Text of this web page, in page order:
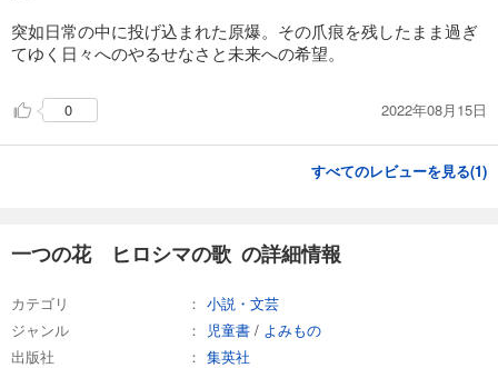
突如日常の中に投げ込まれた原爆。その爪痕を残したまま過ぎ
てゆく日々へのやるせなさと未来への希望。
0 2022年08月15日
すべてのレビューを見る(1)
一つの花 ヒロシマの歌 の詳細情報
カテゴリ
小説・文芸
ジャンル
児童書 / よみもの
出版社
集英社